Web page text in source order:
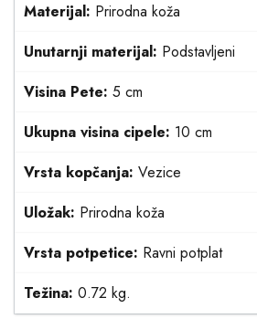
Materijal: Prirodna koža
Unutarnji materijal: Podstavljeni
Visina Pete: 5 cm
Ukupna visina cipele: 10 cm
Vrsta kopčanja: Vezice
Uložak: Prirodna koža
Vrsta potpetice: Ravni potplat
Težina: 0.72 kg.